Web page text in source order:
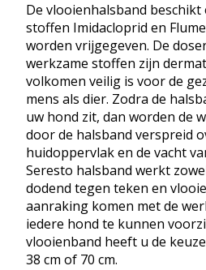
De vlooienhalsband beschikt
stoffen Imidacloprid en
worden vrijgegeven. De
werkzame stoffen zijn
volkomen veilig is voor de
mens als dier. Zodra de
uw hond zit, dan worden de
door de halsband verspreid
huidoppervlak en de vacht
Seresto halsband werkt
dodend tegen teken en
aanraking komen met de
iedere hond te kunnen
vlooienband heeft u de
38 cm of 70 cm.